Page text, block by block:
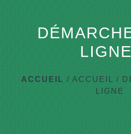
ACCUEIL/ACCUEIL/
LIGNE